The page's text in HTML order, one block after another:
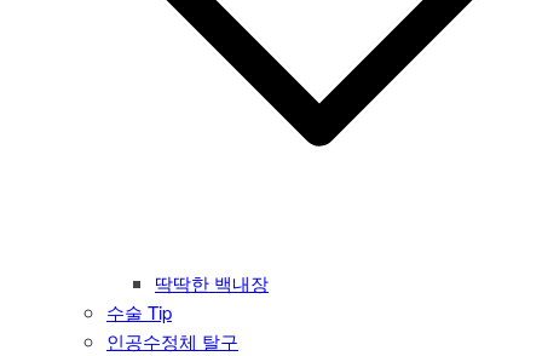
딱딱한 백내장
수술 Tip
인공수정체 탈구